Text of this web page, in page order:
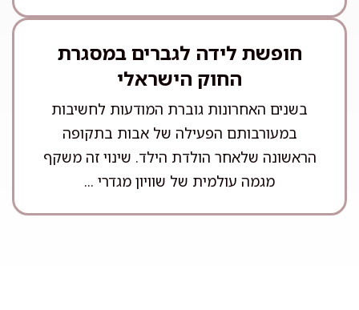
חופשת לידה לגברים במסגרת
החוק הישראלי
בשנים האחרונות גוברת המודעות לחשיבות
במעורבותם הפעילה של אבות בתקופה
הראשונה שלאחר הולדת הילד. שינוי זה משקף
מגמה עולמית של שוויון מגדרי ...